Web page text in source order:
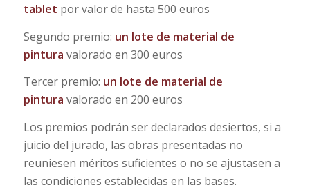
tablet por valor de hasta 500 euros
Segundo premio: un lote de material de
pintura valorado en 300 euros
Tercer premio: un lote de material de
pintura valorado en 200 euros
Los premios podrán ser declarados desiertos, si a
juicio del jurado, las obras presentadas no
reuniesen méritos suficientes o no se ajustasen a
las condiciones establecidas en las bases.